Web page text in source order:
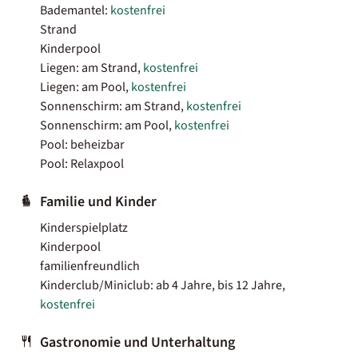
Bademantel: kostenfrei
Strand
Kinderpool
Liegen: am Strand,kostenfrei
Liegen: am Pool,kostenfrei
Sonnenschirm: am Strand,kostenfrei
Sonnenschirm: am Pool,kostenfrei
Pool: beheizbar
Pool: Relaxpool
Familie und Kinder
Kinderspielplatz
Kinderpool
familienfreundlich
Kinderclub/Miniclub: ab 4 Jahre, bis 12 Jahre,
kostenfrei
Gastronomie und Unterhaltung